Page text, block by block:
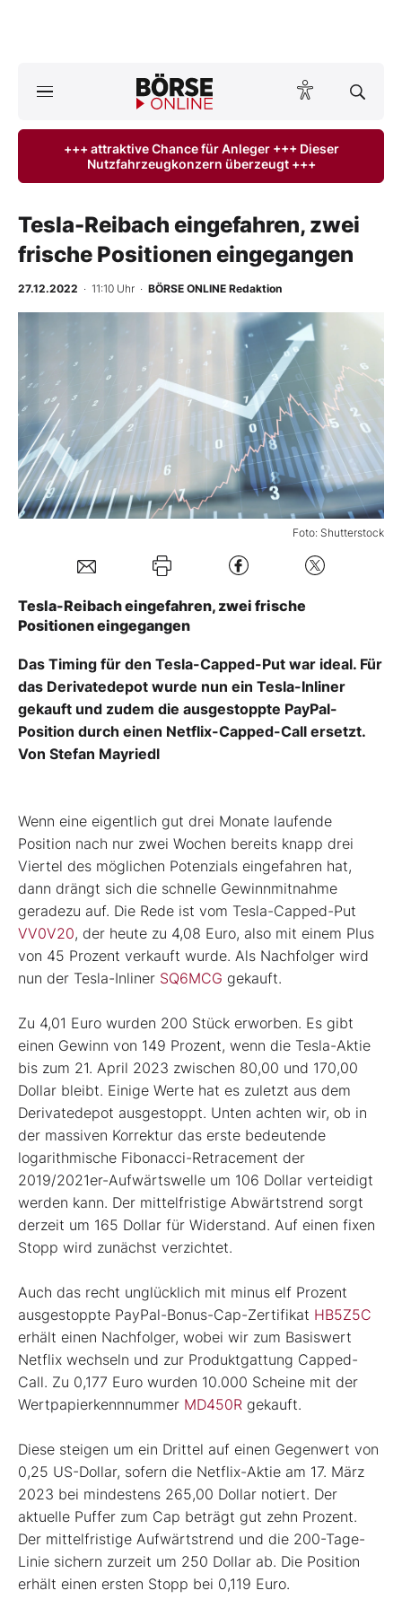
ktuelle Ausgabe BÖRSE ONLINE lesen
Anlageprodukte
Finanz-Check
BO-Musterdepots
Experten
Mein B:O
Mein Konto
Folgen Sie uns
Kontakt
+++ attraktive Chance für Anleger +++ Dieser
Nutzfahrzeugkonzern überzeugt +++
Tesla-Reibach eingefahren, zwei
frische Positionen eingegangen
27.12.2022 · 11:10 Uhr · BÖRSE ONLINE Redaktion
Foto: Shutterstock
Tesla-Reibach eingefahren, zwei frische
Positionen eingegangen
Das Timing für den Tesla-Capped-Put war ideal. Für
das Derivatedepot wurde nun ein Tesla-Inliner
gekauft und zudem die ausgestoppte PayPal-
Position durch einen Netflix-Capped-Call ersetzt.
Von Stefan Mayriedl
Wenn eine eigentlich gut drei Monate laufende
Position nach nur zwei Wochen bereits knapp drei
Viertel des möglichen Potenzials eingefahren hat,
dann drängt sich die schnelle Gewinnmitnahme
geradezu auf. Die Rede ist vom Tesla-Capped-Put
VV0V20, der heute zu 4,08 Euro, also mit einem Plus
von 45 Prozent verkauft wurde. Als Nachfolger wird
nun der Tesla-Inliner SQ6MCG gekauft.
Zu 4,01 Euro wurden 200 Stück erworben. Es gibt
einen Gewinn von 149 Prozent, wenn die Tesla-Aktie
bis zum 21. April 2023 zwischen 80,00 und 170,00
Dollar bleibt. Einige Werte hat es zuletzt aus dem
Derivatedepot ausgestoppt. Unten achten wir, ob in
der massiven Korrektur das erste bedeutende
logarithmische Fibonacci-Retracement der
2019/2021er-Aufwärtswelle um 106 Dollar verteidigt
werden kann. Der mittelfristige Abwärtstrend sorgt
derzeit um 165 Dollar für Widerstand. Auf einen fixen
Stopp wird zunächst verzichtet.
Auch das recht unglücklich mit minus elf Prozent
ausgestoppte PayPal-Bonus-Cap-Zertifikat HB5Z5C
erhält einen Nachfolger, wobei wir zum Basiswert
Netflix wechseln und zur Produktgattung Capped-
Call. Zu 0,177 Euro wurden 10.000 Scheine mit der
Wertpapierkennnummer MD450R gekauft.
Diese steigen um ein Drittel auf einen Gegenwert von
0,25 US-Dollar, sofern die Netflix-Aktie am 17. März
2023 bei mindestens 265,00 Dollar notiert. Der
aktuelle Puffer zum Cap beträgt gut zehn Prozent.
Der mittelfristige Aufwärtstrend und die 200-Tage-
Linie sichern zurzeit um 250 Dollar ab. Die Position
erhält einen ersten Stopp bei 0,119 Euro.